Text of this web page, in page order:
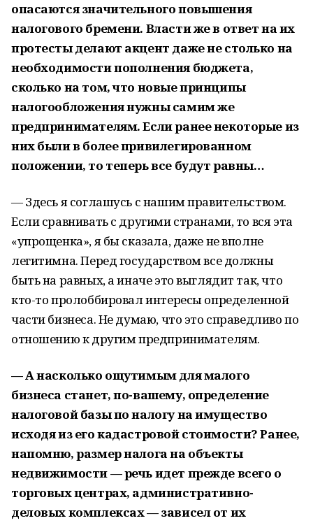
опасаются значительного повышения
налогового бремени. Власти же в ответ на их
протесты делают акцент даже не столько на
необходимости пополнения бюджета,
сколько на том, что новые принципы
налогообложения нужны самим же
предпринимателям. Если ранее некоторые из
них были в более привилегированном
положении, то теперь все будут равны…
— Здесь я соглашусь с нашим правительством.
Если сравнивать с другими странами, то вся эта
«упрощенка», я бы сказала, даже не вполне
легитимна. Перед государством все должны
быть на равных, а иначе это выглядит так, что
кто-то пролоббировал интересы определенной
части бизнеса. Не думаю, что это справедливо по
отношению к другим предпринимателям.
— А насколько ощутимым для малого
бизнеса станет, по-вашему, определение
налоговой базы по налогу на имущество
исходя из его кадастровой стоимости? Ранее,
напомню, размер налога на объекты
недвижимости — речь идет прежде всего о
торговых центрах, административно-
деловых комплексах — зависел от их